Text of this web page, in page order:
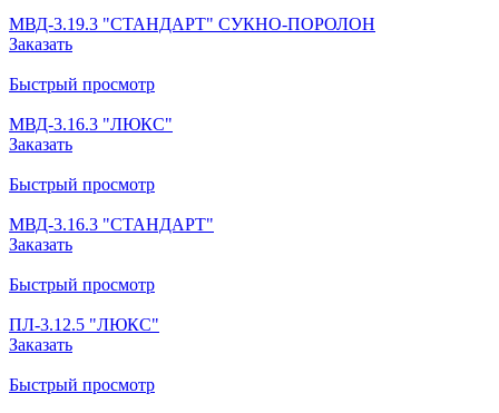
МВД-3.19.3 "СТАНДАРТ" СУКНО-ПОРОЛОН
Заказать
Быстрый просмотр
МВД-3.16.3 "ЛЮКС"
Заказать
Быстрый просмотр
МВД-3.16.3 "СТАНДАРТ"
Заказать
Быстрый просмотр
ПЛ-3.12.5 "ЛЮКС"
Заказать
Быстрый просмотр